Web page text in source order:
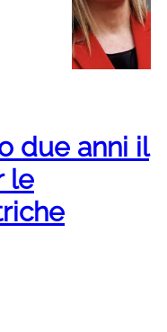
due anni il
le